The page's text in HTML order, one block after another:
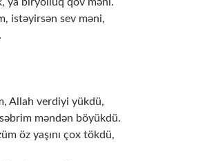
istəyirsən sev məni,
Allah verdiyi yükdü,
məndən böyükdü.
öz yaşını çox tökdü,